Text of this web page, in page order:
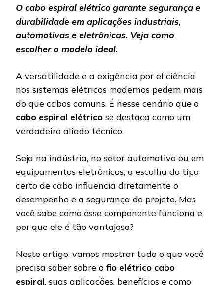
O cabo espiral elétrico garante segurança e
durabilidade em aplicações industriais,
automotivas e eletrônicas. Veja como
escolher o modelo ideal.
A versatilidade e a exigência por eficiência
nos sistemas elétricos modernos pedem mais
do que cabos comuns. É nesse cenário que o
cabo espiral elétrico se destaca como um
verdadeiro aliado técnico.
Seja na indústria, no setor automotivo ou em
equipamentos eletrônicos, a escolha do tipo
certo de cabo influencia diretamente o
desempenho e a segurança do projeto. Mas
você sabe como esse componente funciona e
por que ele é tão vantajoso?
Neste artigo, vamos mostrar tudo o que você
precisa saber sobre o fio elétrico cabo
espiral, suas aplicações, benefícios e como